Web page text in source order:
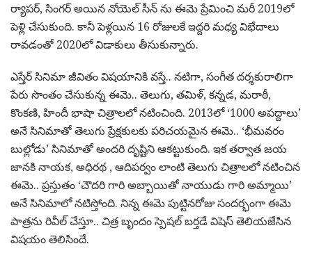
ర్యాపర్, సింగర్ అయిన నోయెల్ సీన్ ను ఈమె ప్రేమించి మరీ 2019లో
పెళ్లి చేసుకుంది. కానీ పెళ్లయిన 16 రోజులకే ఇద్దరి మధ్య విభేదాలు
రావడంతో 2020లో విడాకులు తీసుకున్నారు.
ఎస్తేర్ సినిమా జీవితం విషయానికి వస్తే.. నటిగా, సంగీత దర్శకురాలిగా
పేరు సొంతం చేసుకున్న ఈమె.. తెలుగు, తమిళ్, కన్నడ, మరాఠీ,
కొంకణి, హిందీ భాషా చిత్రాలలో నటించింది. 2013లో ‘1000 అపద్దాలు’
అనే సినిమాతో తెలుగు ప్రేక్షకులకు పరిచయమైన ఈమె.. ‘భీమవరం
బుల్లోడు’ సినిమాతో అందరి దృష్టిని ఆకట్టుకుంది. ఇక తర్వాత జయ
జానకి నాయక, అధిరథ , ఆదిపర్వం లాంటి తెలుగు చిత్రాలలో నటించిన
ఈమె.. ప్రస్తుతం ‘చౌదరి గారి అబ్బాయితో నాయుడు గారి అమ్మాయి’
అనే సినిమాలో నటిస్తోంది. నిన్న ఈమె పుట్టినరోజు సందర్భంగా ఈమె
పాత్రను రివీల్ చేస్తూ.. చిత్ర బృందం స్పెషల్ బర్తడే విషెస్ తెలియజేసిన
విషయం తెలిసిందే.